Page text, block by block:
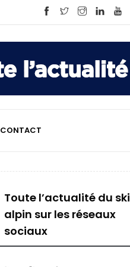
CONTACT
Toute l’actualité du ski
alpin sur les réseaux
sociaux